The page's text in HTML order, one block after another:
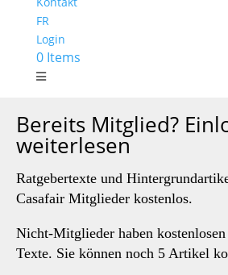
FR
Login
0 Items
Bereits Mitglied?
weiterlesen
Ratgebertexte und
Casafair Mitglieder kostenlos.
Nicht-Mitglieder haben
Texte. Sie können noch 5 Artikel